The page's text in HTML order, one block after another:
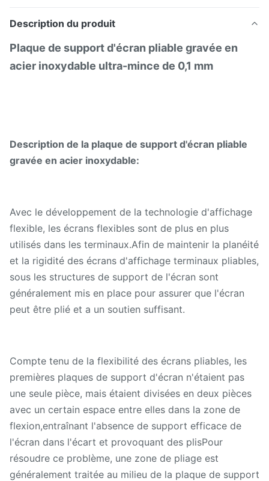
Description du produit
Plaque de support d'écran pliable gravée en
acier inoxydable ultra-mince de 0,1 mm
Description de la plaque de support d'écran pliable
gravée en acier inoxydable:
Avec le développement de la technologie d'affichage
flexible, les écrans flexibles sont de plus en plus
utilisés dans les terminaux.Afin de maintenir la planéité
et la rigidité des écrans d'affichage terminaux pliables,
sous les structures de support de l'écran sont
généralement mis en place pour assurer que l'écran
peut être plié et a un soutien suffisant.
Compte tenu de la flexibilité des écrans pliables, les
premières plaques de support d'écran n'étaient pas
une seule pièce, mais étaient divisées en deux pièces
avec un certain espace entre elles dans la zone de
flexion,entraînant l'absence de support efficace de
l'écran dans l'écart et provoquant des plisPour
résoudre ce problème, une zone de pliage est
généralement traitée au milieu de la plaque de support